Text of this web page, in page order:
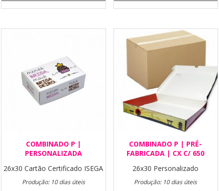
COMBINADO P |
PERSONALIZADA
26x30 Cartão Certificado ISEGA
Produção: 10 dias úteis
COMBINADO P | PRÉ-
FABRICADA | CX C/ 650
26x30 Personalizado
Produção: 10 dias úteis